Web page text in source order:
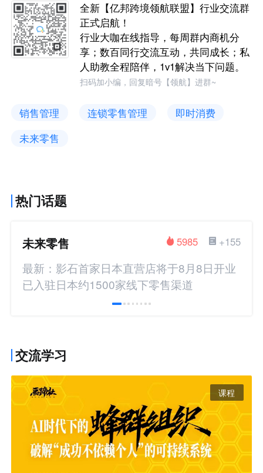
全新【亿邦跨境领航联盟】行业交流群
正式启航！
行业大咖在线指导，每周群内商机分
享；数百同行交流互动，共同成长；私
人助教全程陪伴，1v1解决当下问题。
扫码加小编，回复暗号【领航】进群~
销售管理 连锁零售管理
即时消费
未来零售
热门话题
未来零售 +155
5985
最新：影石首家日本直营店将于8月8日开业
已入驻日本约1500家线下零售渠道
交流学习
课程